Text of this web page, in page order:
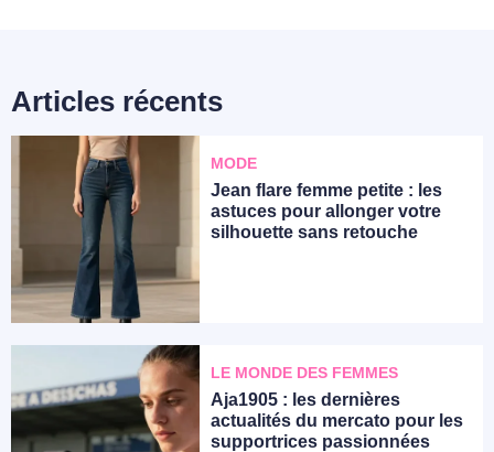
Articles récents
MODE
Jean flare femme petite : les
astuces pour allonger votre
silhouette sans retouche
LE MONDE DES FEMMES
Aja1905 : les dernières
actualités du mercato pour les
supportrices passionnées